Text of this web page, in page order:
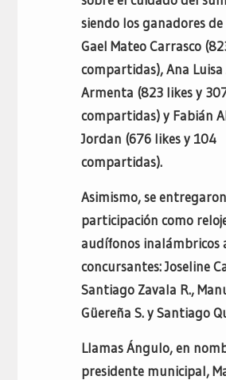
siendo los ganadores
Gael Mateo Carrasco
compartidas), Ana Luisa
Armenta (823 likes y
compartidas) y Fabián
Jordan (676 likes y 104
compartidas).
Asimismo, se
participación como
audífonos inalámbricos
concursantes: Joseline
Santiago Zavala R.,
Güereña S. y Santiago
Llamas Ángulo, en
presidente municipal,